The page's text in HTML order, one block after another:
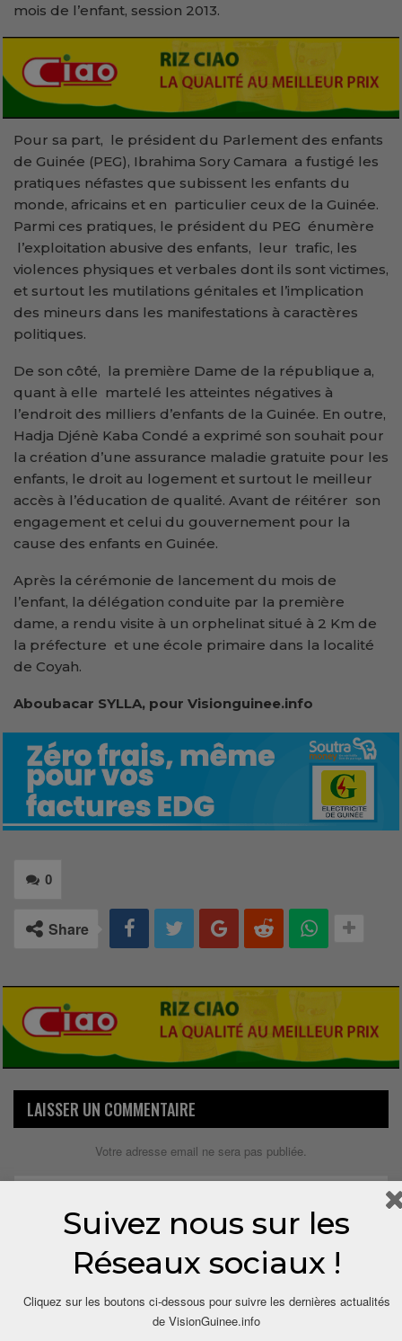
mois de l’enfant, session 2013.
Pour sa part, le président du Parlement des enfants
de Guinée (PEG), Ibrahima Sory Camara a fustigé les
pratiques néfastes que subissent les enfants du
monde, africains et en particulier ceux de la Guinée.
Parmi ces pratiques, le président du PEG énumère
l’exploitation abusive des enfants, leur trafic, les
violences physiques et verbales dont ils sont victimes,
et surtout les mutilations génitales et l’implication
des mineurs dans les manifestations à caractères
politiques.
De son côté, la première Dame de la république a,
quant à elle martelé les atteintes négatives à
l’endroit des milliers d’enfants de la Guinée. En outre,
Hadja Djénè Kaba Condé a exprimé son souhait pour
la création d’une assurance maladie gratuite pour les
enfants, le droit au logement et surtout le meilleur
accès à l’éducation de qualité. Avant de réitérer son
engagement et celui du gouvernement pour la
cause des enfants en Guinée.
Après la cérémonie de lancement du mois de
l’enfant, la délégation conduite par la première
dame, a rendu visite à un orphelinat situé à 2 Km de
la préfecture et une école primaire dans la localité
de Coyah.
Aboubacar SYLLA, pour Visionguinee.info
0
Share
LAISSER UN COMMENTAIRE
Votre adresse email ne sera pas publiée.
Suivez nous sur les
Réseaux sociaux !
Cliquez sur les boutons ci-dessous pour suivre les dernières actualités
de VisionGuinee.info